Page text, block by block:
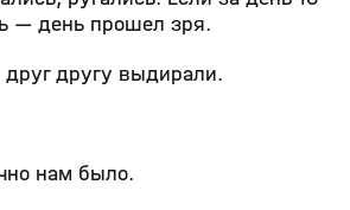
— день прошел зря.
другу выдирали.
нам было.